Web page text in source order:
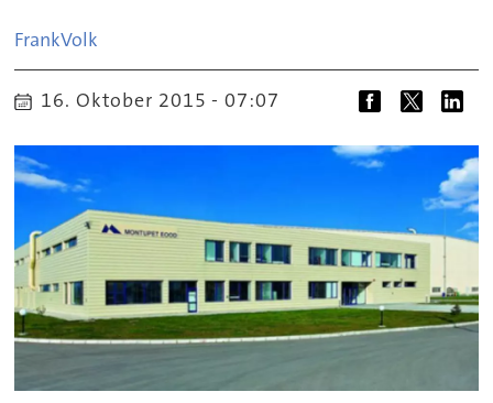
FrankVolk
16. Oktober 2015 - 07:07